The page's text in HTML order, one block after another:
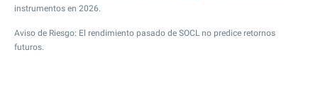
instrumentos en 2026.
Aviso de Riesgo: El rendimiento pasado de SOCL no predice retornos
futuros.